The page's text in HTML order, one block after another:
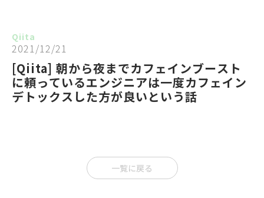
Qiita
2021/12/21
[Qiita] 朝から夜までカフェインブースト
に頼っているエンジニアは一度カフェイン
デトックスした方が良いという話
一覧に戻る